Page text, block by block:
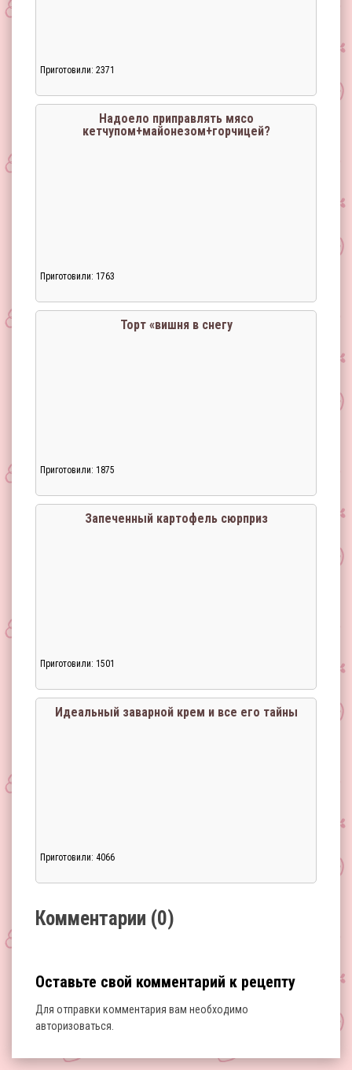
Приготовили: 2371
Надоело приправлять мясо
кетчупом+майонезом+горчицей?
Приготовили: 1763
Торт «вишня в снегу
Приготовили: 1875
Запеченный картофель сюрприз
Приготовили: 1501
Идеальный заварной крем и все его тайны
Приготовили: 4066
Комментарии (0)
Оставьте свой комментарий к рецепту
Для отправки комментария вам необходимо
авторизоваться